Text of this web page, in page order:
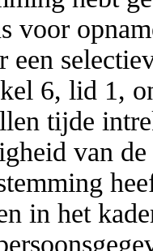
voor
een
6, lid 1,
tijde
van
in het